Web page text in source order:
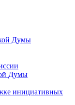
Думы
Думы
инициативных